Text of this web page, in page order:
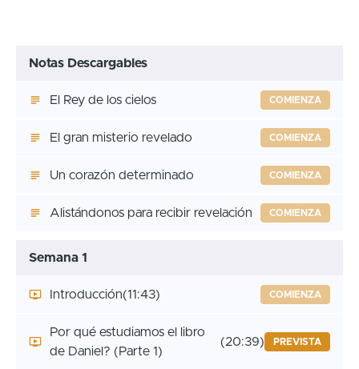
Notas Descargables
El Rey de los cielos COMIENZA
El gran misterio revelado COMIENZA
Un corazón determinado COMIENZA
Alistándonos para recibir revelación COMIENZA
Semana 1
Introducción(11:43) COMIENZA
Por qué estudiamos el libro
de Daniel? (Parte 1)
(20:39) PREVISTA